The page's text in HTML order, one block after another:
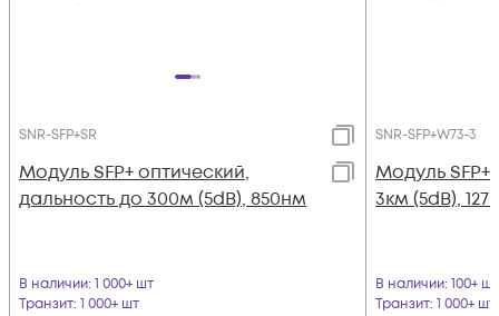
SNR-SFP+SR
Модуль SFP+ оптический,
дальность до 300м (5dB), 850нм
В наличии: 1 000+ шт
Транзит: 1 000+ шт
SNR-SFP+W73-3
Модуль SFP+
3км (5dB),
В наличии: 100+ шт
Транзит: 1 000+ шт